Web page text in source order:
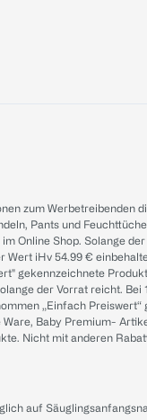
zum Werbetreibenden
Pants und
Online Shop. Solange
Wert iHv 54.99 €
gekennzeichnete
der Vorrat reicht. Bei
„Einfach
Ware, Baby Premium-
Nicht mit anderen
auf